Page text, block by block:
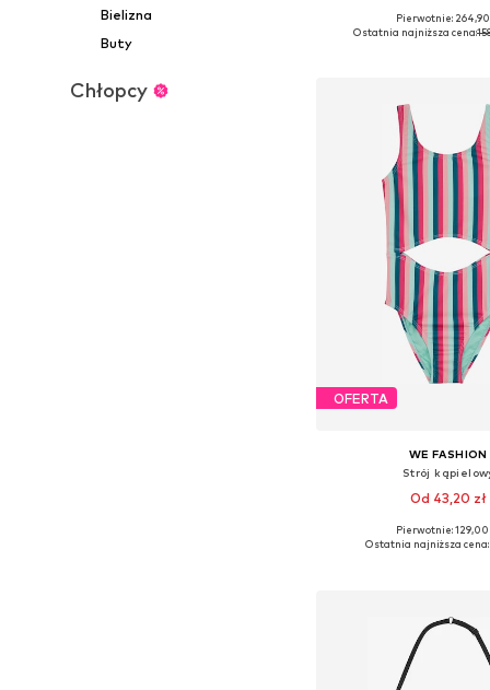
Bielizna
Buty
Chłopcy
Pierwotnie: 264,90
Ostatnia najniższa cena:
OFERTA
WE FASHION
Strój
Od 43,20 zł
Dostępne w różnych
Pierwotnie: 129,00
Ostatnia najniższa cena: